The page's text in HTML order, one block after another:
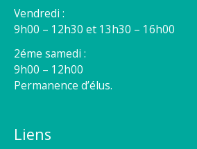
Vendredi :
9h00 – 12h30 et 13h30 – 16h00
2éme samedi :
9h00 – 12h00
Permanence d’élus.
Liens